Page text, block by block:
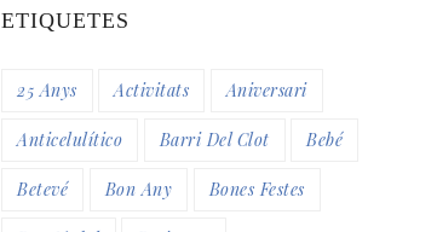
ETIQUETES
25 Anys Activitats Aniversari
Anticelulítico Barri Del Clot Bebé
Betevé Bon Any Bones Festes